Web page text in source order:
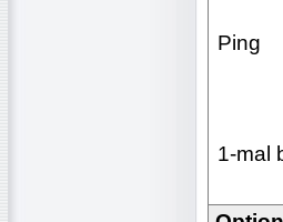
Ping
1-mal